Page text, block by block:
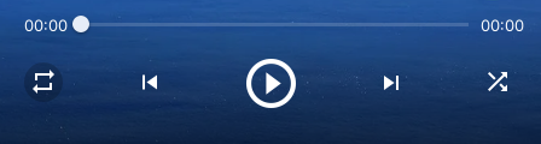
αποφεύγεις το κακό από δω και μπρος,
Τον τιμάς ως μέγα στα πάντα,
αν αποφεύγεις τις αντιλήψεις,
00:00 00:00